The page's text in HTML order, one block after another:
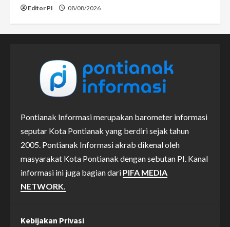
Editor PI 08/08/2026
Pontianak Informasi merupakan barometer informasi
seputar Kota Pontianak yang berdiri sejak tahun
2005. Pontianak Informasi akrab dikenal oleh
masyarakat Kota Pontianak dengan sebutan PI. Kanal
informasi ini juga bagian dari PIFA MEDIA
NETWORK.
Kebijakan Privasi